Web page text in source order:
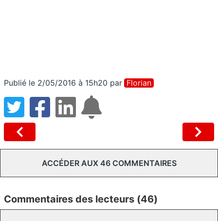
Publié le 2/05/2016 à 15h20 par Florian
ACCÉDER AUX 46 COMMENTAIRES
Commentaires des lecteurs (46)